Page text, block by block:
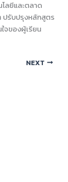
ลยีและตลาด
ปรับปรุงหลักสูตร
จของผู้เรียน
NEXT